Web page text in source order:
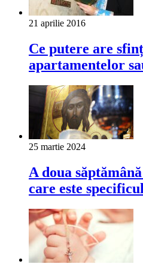
21 aprilie 2016
Ce putere are
apartamentelor
25 martie 2024
A doua
care este